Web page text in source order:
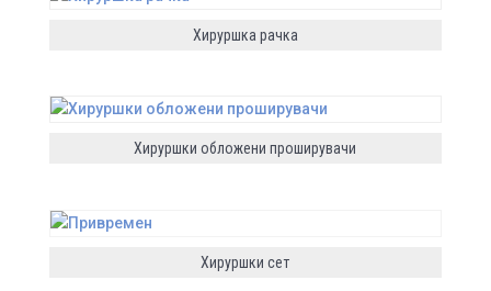
Хируршка рачка
Хируршки обложени проширувачи
Хируршки сет